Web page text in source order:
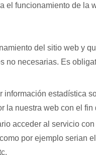
el funcionamiento de la
del sitio web y
necesarias. Es
información estadística
la nuestra web con el
acceder al servicio
por ejemplo serian